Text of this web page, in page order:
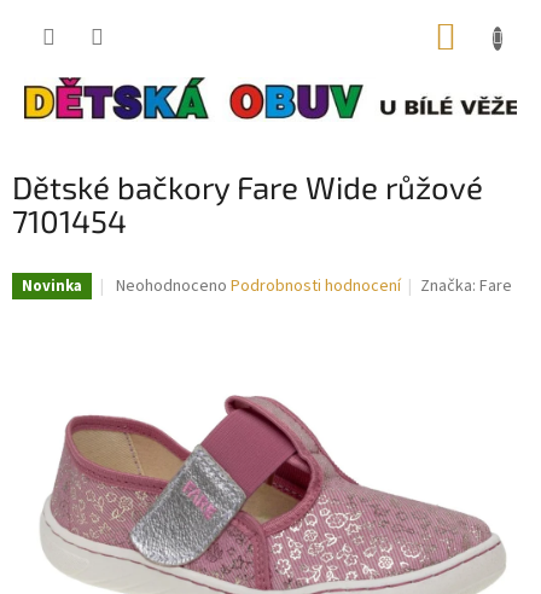
Dětské bačkory Fare Wide růžové
7101454
Novinka
Průměrné
5
hvězdiček.
Neohodnoceno Podrobnosti hodnocení Značka:Fare